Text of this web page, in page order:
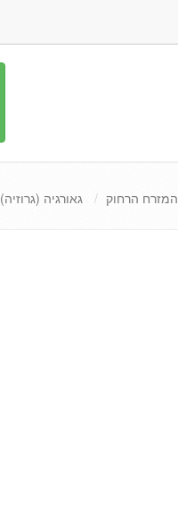
המזרח הרחוק גאורגיה (גרוזיה)